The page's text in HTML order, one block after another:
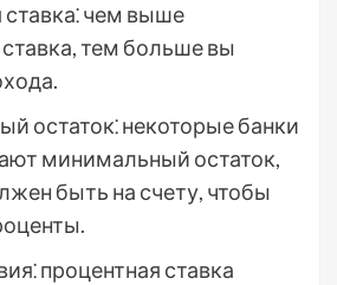
чем выше
тем больше вы
остаток⁚ некоторые банки
минимальный остаток,
быть на счету, чтобы
процентная ставка